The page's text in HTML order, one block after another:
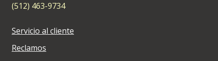
(512) 463-9734
Servicio al cliente
Reclamos